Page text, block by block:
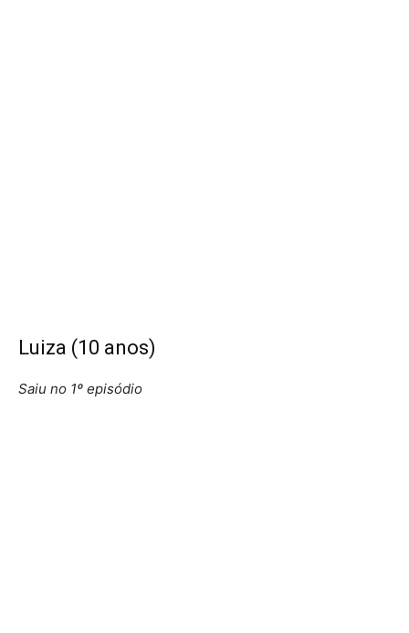
Luiza (10 anos)
Saiu no 1º episódio